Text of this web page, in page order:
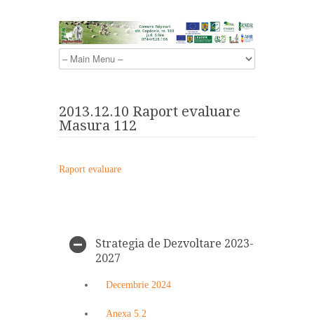
2013.12.10 Raport evaluare
Masura 112
Raport evaluare
Strategia de Dezvoltare 2023-
2027
Decembrie 2024
Anexa 5.2